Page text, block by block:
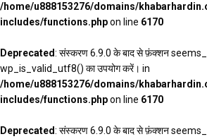
/home/u888153276/domains/
includes/functions.phpon line 6170
Deprecated: संस्करण 6.9.0 के बाद से फ़ंक्शन
wp_is_valid_utf8() का उपयोग करें। in
/home/u888153276/domains/
includes/functions.phpon line 6170
Deprecated: संस्करण 6.9.0 के बाद से फ़ंक्शन